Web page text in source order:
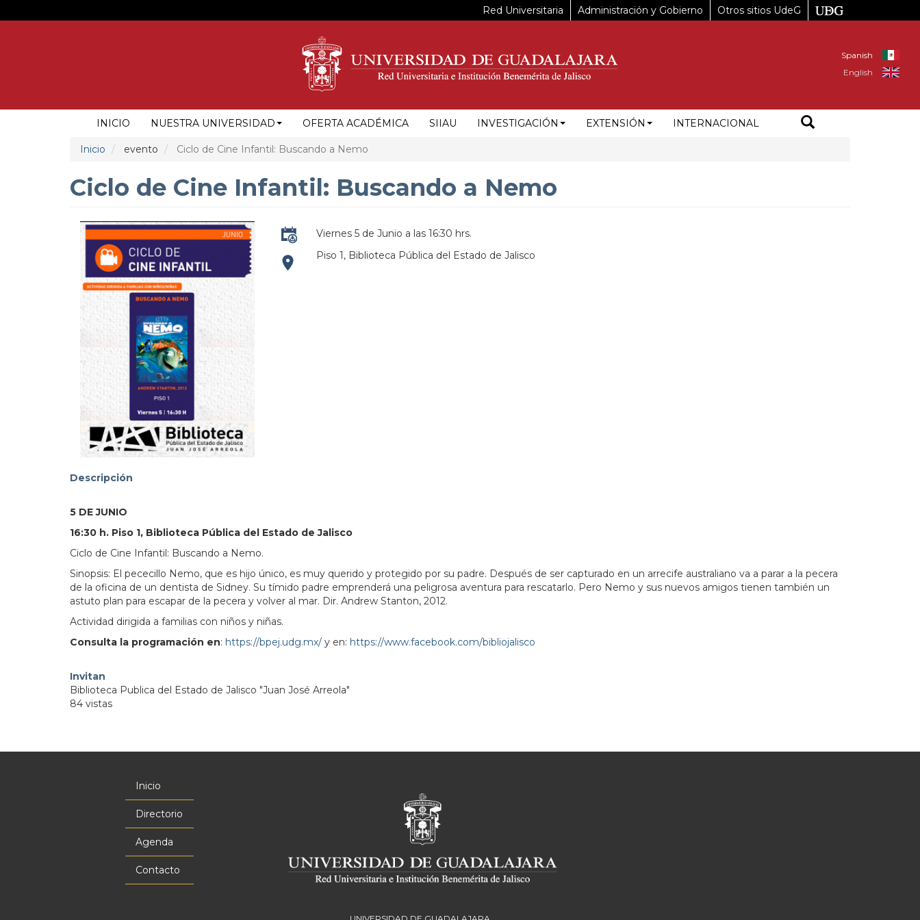
al
Red Universitaria Administración y Gobierno Otros sitios UdeG
Spanish
English
NAVEGACIÓN
PRINCIPAL
INICIO NUESTRA UNIVERSIDAD OFERTA ACADÉMICA SIIAU INVESTIGACIÓN EXTENSIÓN INTERNACIONAL
Inicio evento Ciclo de Cine Infantil: Buscando a Nemo
Ciclo de Cine Infantil: Buscando a Nemo
Viernes 5 de Junio a las 16:30 hrs.
Piso 1, Biblioteca Pública del Estado de Jalisco
Descripción
5 DE JUNIO
16:30 h. Piso 1, Biblioteca Pública del Estado de Jalisco
Ciclo de Cine Infantil: Buscando a Nemo.
Sinopsis: El pececillo Nemo, que es hijo único, es muy querido y protegido por su padre. Después de ser capturado en un arrecife australiano va a parar a la pecera
de la oficina de un dentista de Sidney. Su tímido padre emprenderá una peligrosa aventura para rescatarlo. Pero Nemo y sus nuevos amigos tienen también un
astuto plan para escapar de la pecera y volver al mar. Dir. Andrew Stanton, 2012.
Actividad dirigida a familias con niños y niñas.
Consulta la programación en: https://bpej.udg.mx/ y en: https://www.facebook.com/bibliojalisco
Invitan
Biblioteca Publica del Estado de Jalisco "Juan José Arreola"
84 vistas
principal
Inicio
Directorio
Agenda
Contacto